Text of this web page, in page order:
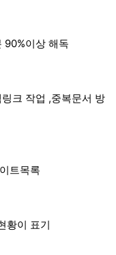
90%이상 해독
크 작업 ,중복문서 방
트목록
황이 표기